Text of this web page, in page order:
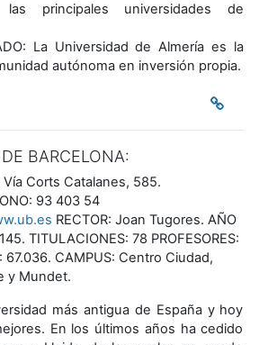
principales universidades de
La Universidad de Almería es la
autónoma en inversión propia.
BARCELONA:
Vía Corts Catalanes, 585.
93 403 54
RECTOR: Joan Tugores. AÑO
TITULACIONES: 78 PROFESORES:
67.036. CAMPUS: Centro Ciudad,
y Mundet.
más antigua de España y hoy
En los últimos años ha cedido